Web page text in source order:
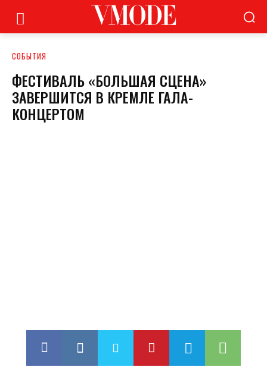
СОБЫТИЯ
ФЕСТИВАЛЬ «БОЛЬШАЯ СЦЕНА»
ЗАВЕРШИТСЯ В КРЕМЛЕ ГАЛА-
КОНЦЕРТОМ